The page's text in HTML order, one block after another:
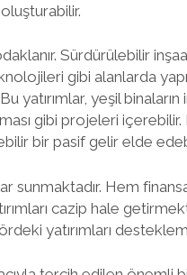
Sürdürülebilir
gibi alanlarda
yatırımlar, yeşil binaların
gibi projeleri içerebilir.
bir pasif gelir elde
sunmaktadır. Hem
cazip hale
yatırımları